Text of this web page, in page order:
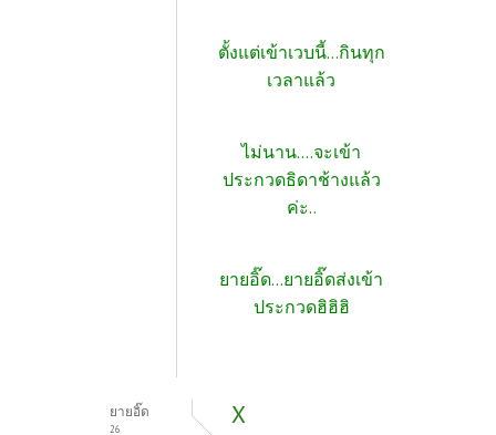
ตั้งแต่เข้าเวบนี้...กินทุก
เวลาแล้ว
ไม่นาน....จะเข้า
ประกวดธิดาช้างแล้ว
ค่ะ..
ยายอิ๊ด...ยายอิ๊ดส่งเข้า
ประกวดฮิฮิฮิ
ยายอิ๊ด
26
X